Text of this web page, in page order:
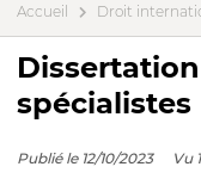
Accueil Droit
spécialistes
Publié le 12/10/2023 Vu